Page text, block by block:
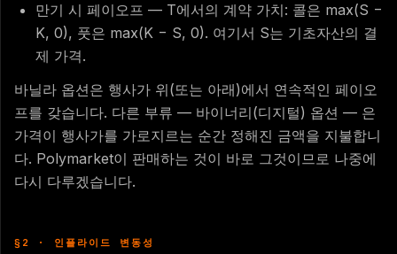
만기 시 페이오프 — T에서의 계약 가치: 콜은 max(S −
K, 0), 풋은 max(K − S, 0). 여기서 S는 기초자산의 결
제 가격.
바닐라 옵션은 행사가 위(또는 아래)에서 연속적인 페이오
프를 갖습니다. 다른 부류 — 바이너리(디지털) 옵션 — 은
가격이 행사가를 가로지르는 순간 정해진 금액을 지불합니
다. Polymarket이 판매하는 것이 바로 그것이므로 나중에
다시 다루겠습니다.
§2 · 인플라이드 변동성